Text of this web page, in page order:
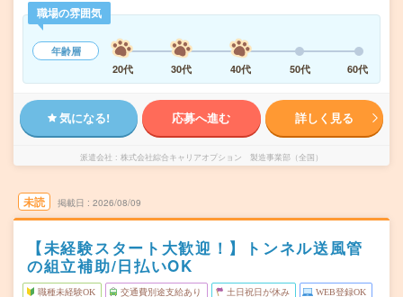
職場の雰囲気
年齢層
20代
30代 40代 50代 60代
気になる! 応募へ進む 詳しく見る
派遣会社 株式会社綜合キャリアオプション 製造事業部（全国）
未読 掲載日 2026/08/09
【未経験スタート大歓迎！】トンネル送風管
の組立補助/日払いOK
職種未経験OK 交通費別途支給あり 土日祝日が休み WEB登録OK